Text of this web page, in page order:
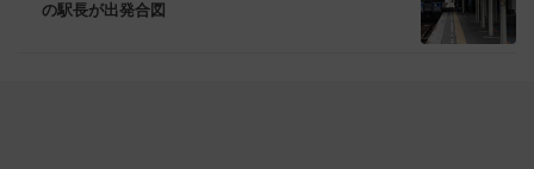
の駅長が出発合図